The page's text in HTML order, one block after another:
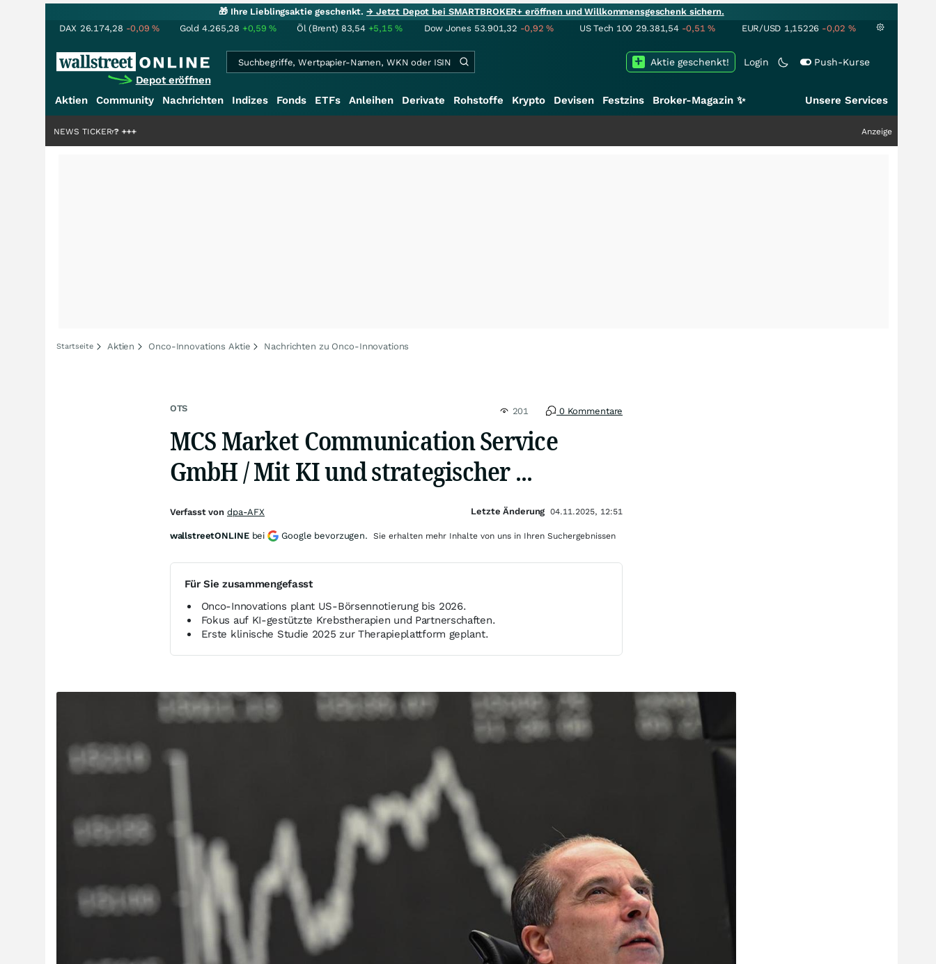
🎁 Ihre Lieblingsaktie geschenkt.→ Jetzt Depot bei SMARTBROKER+ eröffnen und Willkommensgeschenk sichern.
DAX 26.174,28 -0,09% Gold 4.265,28 +0,59% Öl (Brent) 83,54 +5,15% Dow Jones 53.901,32 -0,92% US Tech 100 29.381,54 -0,51% EUR/USD 1,15226 -0,02 %
Depot eröffnen
Login Push-Kurse
Aktie geschenkt!
Aktien Community Nachrichten Indizes Fonds ETFs Anleihen Derivate Rohstoffe Krypto Devisen Festzins Broker-Magazin ✨ Unsere Services
+++ Anzeige
NEWS TICKER
Startseite Aktien Onco-Innovations Aktie Nachrichten zu Onco-Innovations
OTS 201 0 Kommentare
MCS Market Communication Service
GmbH / Mit KI und strategischer ...
Für Sie zusammengefasst
Onco-Innovations plant US-Börsennotierung bis 2026.
Fokus auf KI-gestützte Krebstherapien und Partnerschaften.
Erste klinische Studie 2025 zur Therapieplattform geplant.
Verfasst von dpa-AFX Letzte Änderung 04.11.2025, 12:51
wallstreetONLINE bei Google bevorzugen. Sie erhalten mehr Inhalte von uns in Ihren Suchergebnissen